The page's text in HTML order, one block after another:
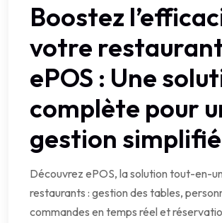
Boostez
votre
ePOS : Une
complète pour
gestion
Découvrez ePOS, la solution tout-en-
restaurants : gestion des tables,
commandes en temps réel et